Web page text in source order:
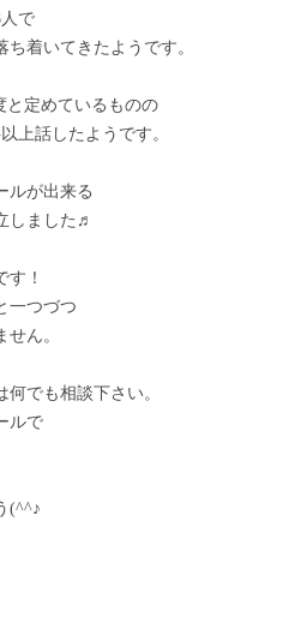
で
着いてきたようです。
と定めているものの
上話したようです。
ルが出来る
しました♬
す！
一つづつ
ん。
でも相談下さい。
ルで
(^^♪